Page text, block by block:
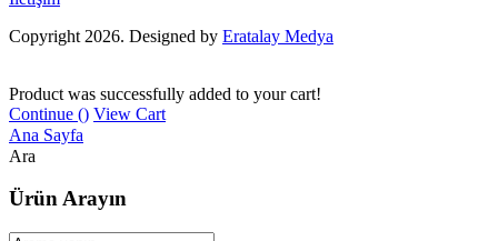
Copyright 2026. Designed by Eratalay Medya
Product was successfully added to your cart!
Continue () View Cart
Ana Sayfa
Ara
Ürün Arayın